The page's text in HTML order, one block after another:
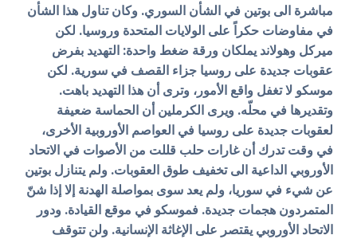
مباشرة الى بوتين في الشأن السوري. وكان تناول هذا الشأن
في مفاوضات حكراً على الولايات المتحدة وروسيا. لكن
ميركل وهولاند يملكان ورقة ضغط واحدة: التهديد بفرض
عقوبات جديدة على روسيا جزاء القصف في سورية. لكن
موسكو لا تغفل واقع الأمور، وترى أن هذا التهديد باهت.
وتقديرها في محلّه. ويرى الكرملين أن الحماسة ضعيفة
لعقوبات جديدة على روسيا في العواصم الأوروبية الأخرى،
في وقت تدرك أن غارات حلب قللت من الأصوات في الاتحاد
الأوروبي الداعية الى تخفيف طوق العقوبات. ولم يتنازل بوتين
عن شيء في سوريا، ولم يعد سوى بمواصلة الهدنة إلا إذا شنّ
المتمردون هجمات جديدة. فموسكو في موقع القيادة. ودور
الاتحاد الأوروبي يقتصر على الإغاثة الإنسانية. ولن تتوقف